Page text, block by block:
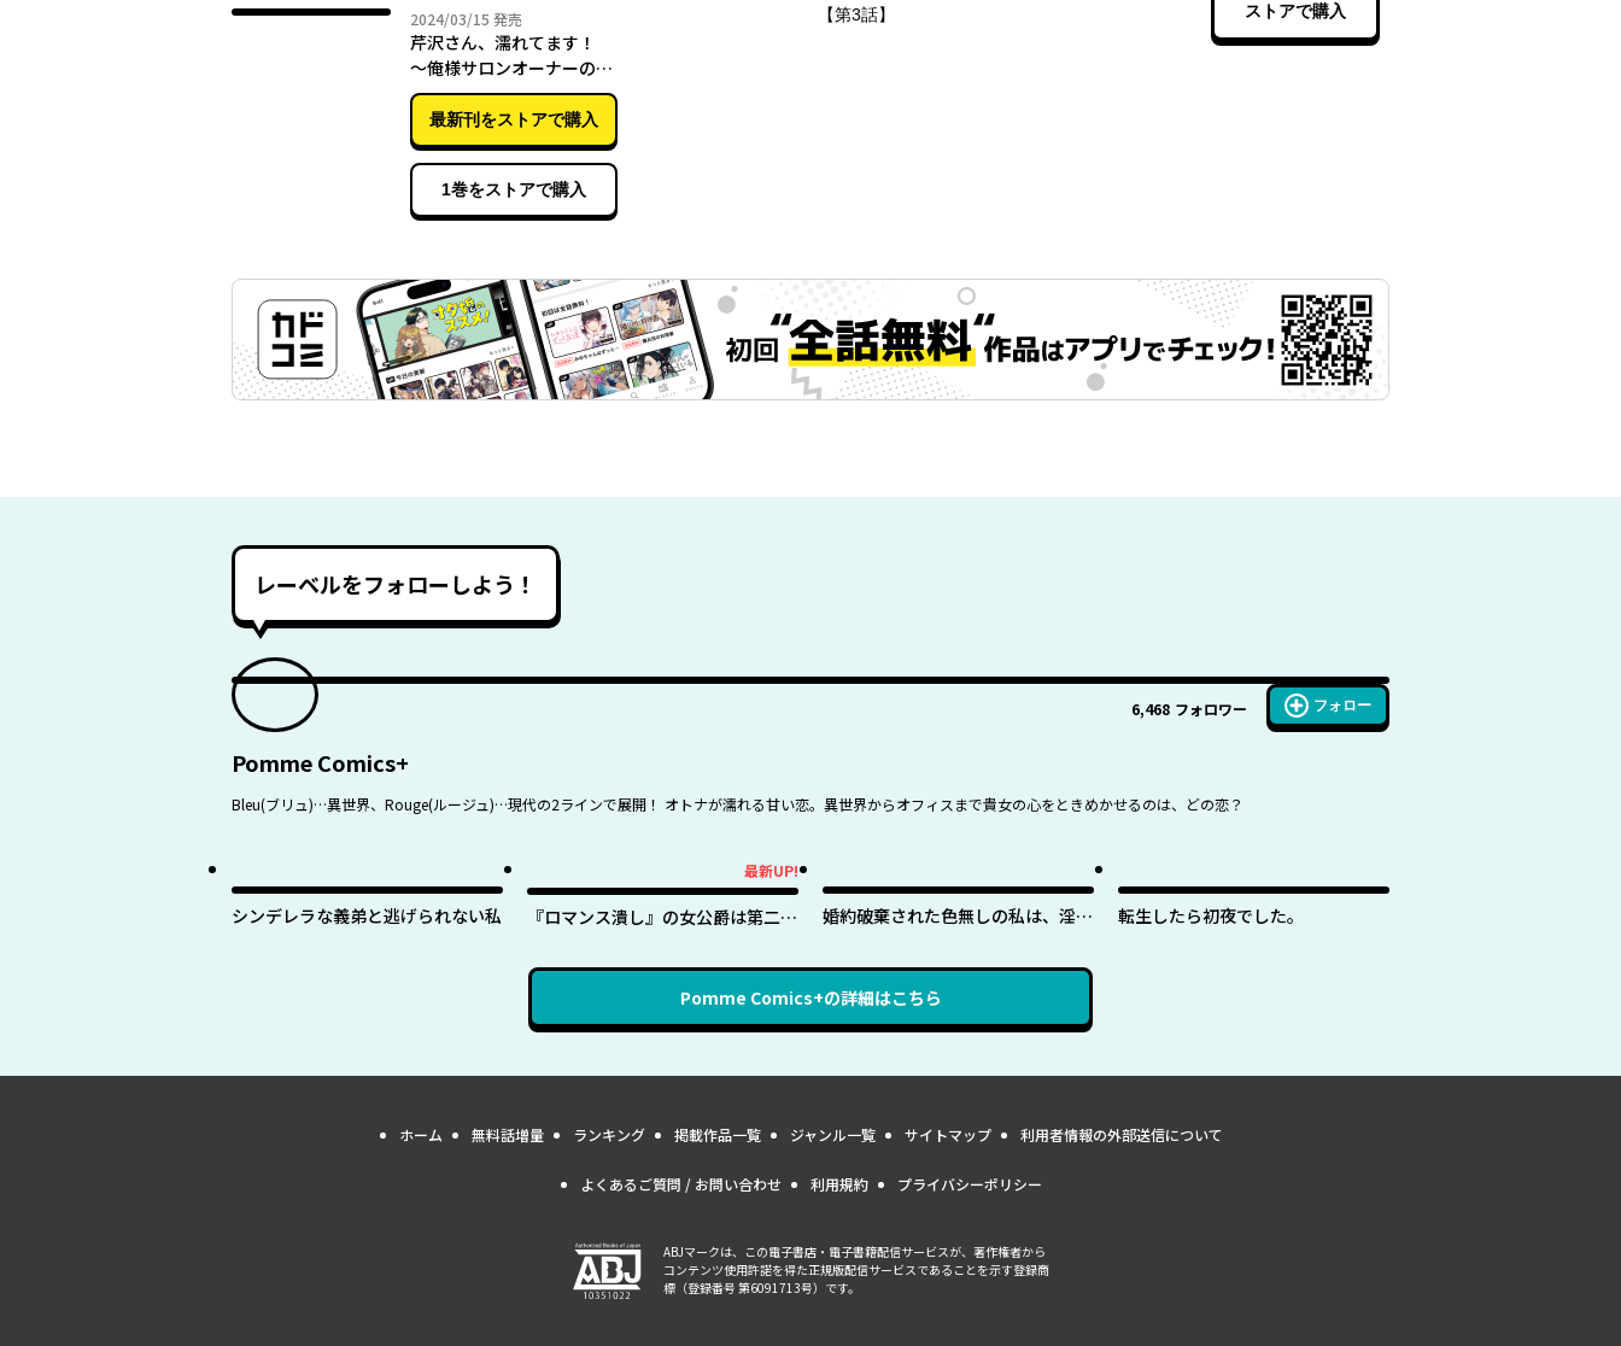
2024/03/15 2024年03月15日
発売
芹沢さん、濡れてます！
～俺様サロンオーナーの甘
すぎセックスセラピー～
（３）
最新刊をストアで購入
1巻をストアで購入
【第3話】 ストアで購入
レーベルをフォローしよう！
6,468 フォロワー フォロー
Pomme Comics+
Bleu(ブリュ)…異世界、Rouge(ルージュ)…現代の2ラインで展開！ オトナが濡れる甘い恋。異世界からオフィスまで貴女の心をときめかせるのは、どの恋？
シンデレラな義弟と逃げられない私
最新UP!
『ロマンス潰し』の女公爵は第二王
婚約破棄された色無しの私は、淫紋
転生したら初夜でした。
Pomme Comics+の詳細はこちら
ホーム 無料話増量 ランキング 掲載作品一覧 ジャンル一覧 サイトマップ 利用者情報の外部送信について
よくあるご質問 / お問い合わせ 利用規約 プライバシーポリシー
ABJマークは、この電子書店・電子書籍配信サービスが、著作権者から
コンテンツ使用許諾を得た正規版配信サービスであることを示す登録商
標（登録番号 第6091713号）です。